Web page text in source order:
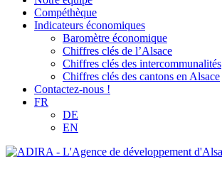
Compéthèque
Indicateurs économiques
Baromètre économique
Chiffres clés de l’Alsace
Chiffres clés des intercommunalités
Chiffres clés des cantons en Alsace
Contactez-nous !
FR
DE
EN